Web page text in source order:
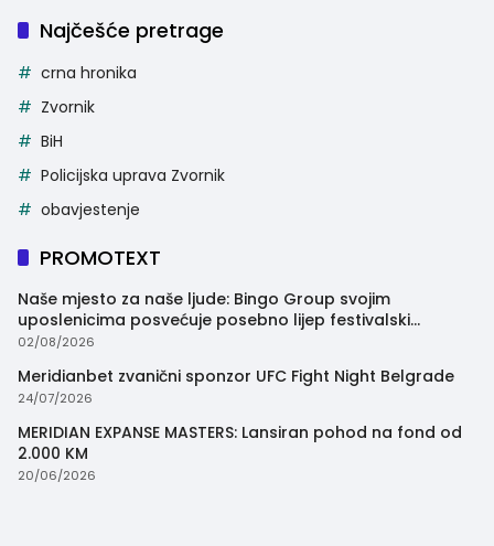
Najčešće pretrage
crna hronika
Zvornik
BiH
Policijska uprava Zvornik
obavjestenje
PROMOTEXT
Naše mjesto za naše ljude: Bingo Group svojim
uposlenicima posvećuje posebno lijep festivalski
trenutak
02/08/2026
Meridianbet zvanični sponzor UFC Fight Night Belgrade
24/07/2026
MERIDIAN EXPANSE MASTERS: Lansiran pohod na fond od
2.000 KM
20/06/2026